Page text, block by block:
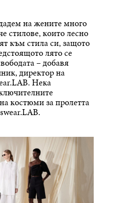
на жените много
стилове, които лесно
към стила си, защото
лято се
– добавя
директор на
Нека
костюми за пролетта